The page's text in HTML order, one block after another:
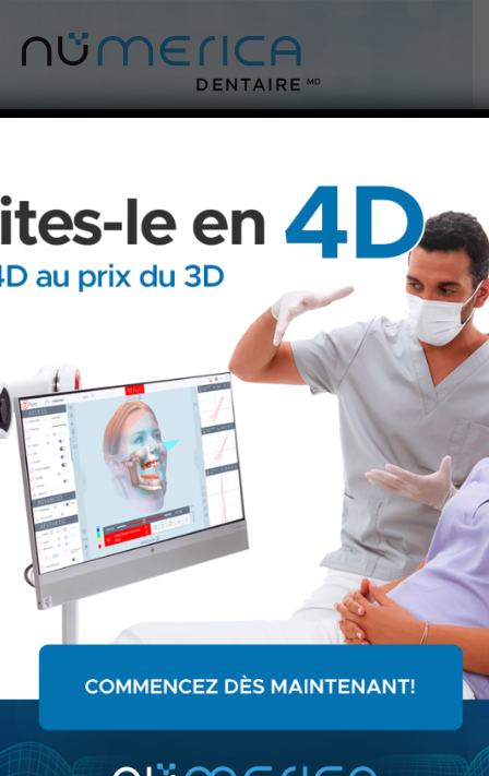
Empreintes numériques
Fini la pâte, vive la précision!
Fini la pâte visqueuse dans la bouche où il faut
mordre plusieurs minutes pour obtenir un moulage
conventionnel. Si vous êtes de ceux — nombreux! —
qui ont la nausée facile ou les gencives sensibles, ce
type d'empreinte tourne vite au cauchemar...
Avec les empreintes numériques produites à l'aide
d'un scanner intraoral,le risque d'erreur de mesures
parce que le patient bouge est éliminé
. La précision
des mesures obtenues devient aussi un outil précieux
si on veut suivre l'évolution buccale d'une année et
d'une visite à l'autre. Les empreintes numériques
comme avec un moulage et aucun besoin de les
refaire pour chaque nouvelle prothèse.